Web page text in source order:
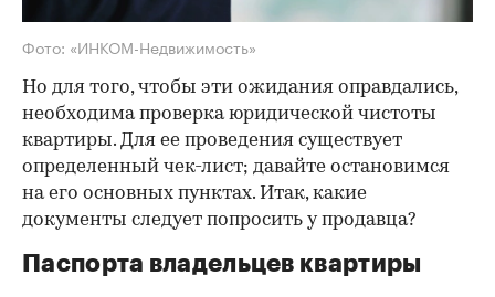
Фото: «ИНКОМ-Недвижимость»
Но для того, чтобы эти ожидания оправдались,
необходима проверка юридической чистоты
квартиры. Для ее проведения существует
определенный чек-лист; давайте остановимся
на его основных пунктах. Итак, какие
документы следует попросить у продавца?
Паспорта владельцев квартиры